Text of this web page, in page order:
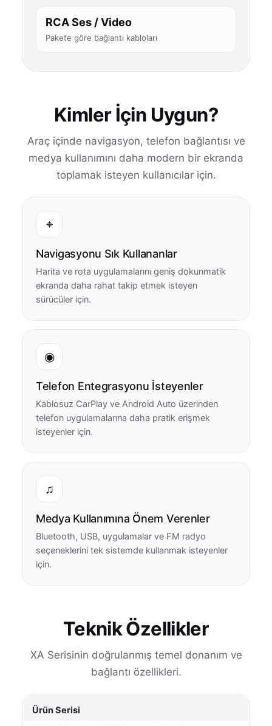
RCA Ses / Video
Pakete göre bağlantı kabloları
Kimler İçin Uygun?
Araç içinde navigasyon, telefon bağlantısı ve
medya kullanımını daha modern bir ekranda
toplamak isteyen kullanıcılar için.
⌖
Navigasyonu Sık Kullananlar
Harita ve rota uygulamalarını geniş dokunmatik
ekranda daha rahat takip etmek isteyen
sürücüler için.
◉
Telefon Entegrasyonu İsteyenler
Kablosuz CarPlay ve Android Auto üzerinden
telefon uygulamalarına daha pratik erişmek
isteyenler için.
♫
Medya Kullanımına Önem Verenler
Bluetooth, USB, uygulamalar ve FM radyo
seçeneklerini tek sistemde kullanmak isteyenler
için.
Teknik Özellikler
XA Serisinin doğrulanmış temel donanım ve
bağlantı özellikleri.
Ürün Serisi